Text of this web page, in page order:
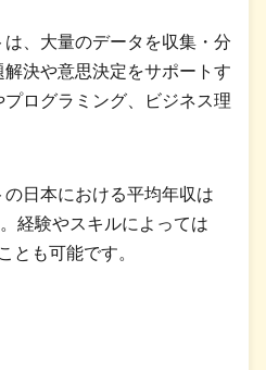
、大量のデータを収集・分
決や意思決定をサポートす
ログラミング、ビジネス理
日本における平均年収は
経験やスキルによっては
とも可能です。